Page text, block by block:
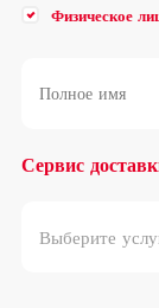
Физическое
Сервис
Выберите